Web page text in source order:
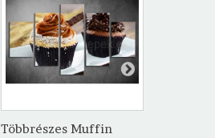
Többrészes Muffin